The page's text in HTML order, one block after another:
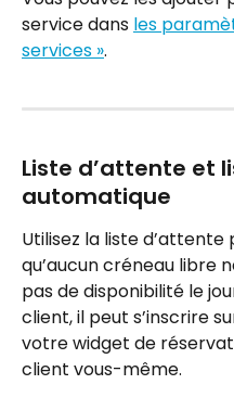
service dans les
services ».
Liste d’attente et
automatique
Utilisez la liste d’attente
qu’aucun créneau libre
pas de disponibilité le
client, il peut s’inscrire
votre widget de
client vous-même.